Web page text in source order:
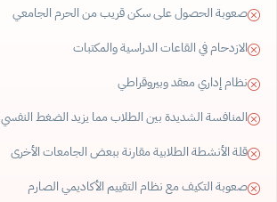
صعوبة الحصول على سكن قريب من الحرم الجامعي
الازدحام في القاعات الدراسية والمكتبات
نظام إداري معقد وبيروقراطي
المنافسة الشديدة بين الطلاب مما يزيد الضغط النفسي
قلة الأنشطة الطلابية مقارنة ببعض الجامعات الأخرى
صعوبة التكيف مع نظام التقييم الأكاديمي الصارم